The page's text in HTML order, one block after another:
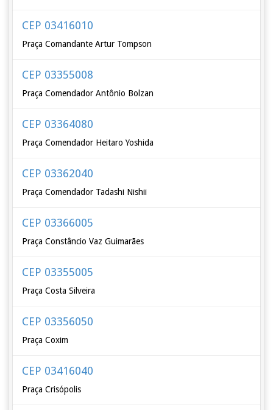
CEP 03416010
Praça Comandante Artur Tompson
CEP 03355008
Praça Comendador Antônio Bolzan
CEP 03364080
Praça Comendador Heitaro Yoshida
CEP 03362040
Praça Comendador Tadashi Nishii
CEP 03366005
Praça Constâncio Vaz Guimarães
CEP 03355005
Praça Costa Silveira
CEP 03356050
Praça Coxim
CEP 03416040
Praça Crisópolis